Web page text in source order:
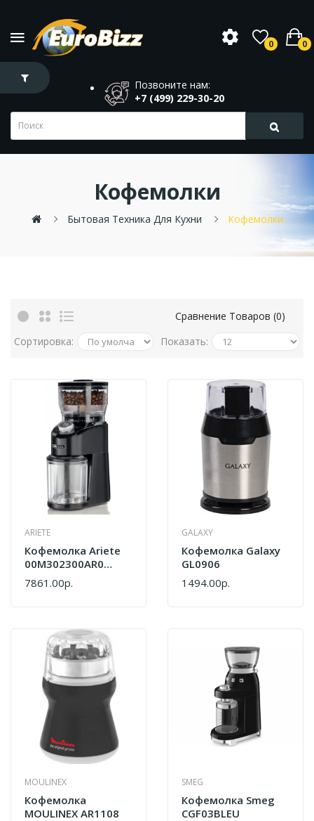
0 0
Позвоните нам:
+7 (499) 229-30-20
Кофемолки
Бытовая Техника Для Кухни Кофемолки
Сравнение Товаров (0)
Сортировка:
Показать:
ARIETE
Кофемолка Ariete
00M302300AR0
Black
7861.00р.
GALAXY
Кофемолка Galaxy
GL0906
1494.00р.
MOULINEX
Кофемолка
MOULINEX AR1108
SMEG
Кофемолка Smeg
CGF03BLEU